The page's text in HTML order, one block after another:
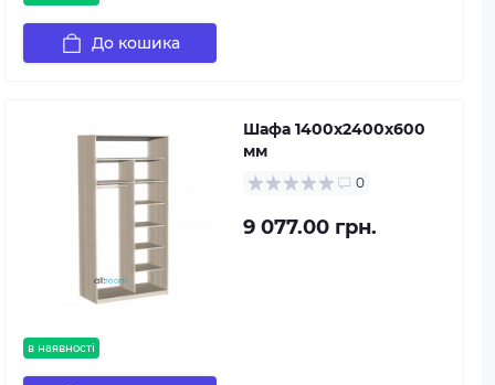
До кошика
в наявності
Шафа 1400х2400х600
мм
0
9 077.00 грн.